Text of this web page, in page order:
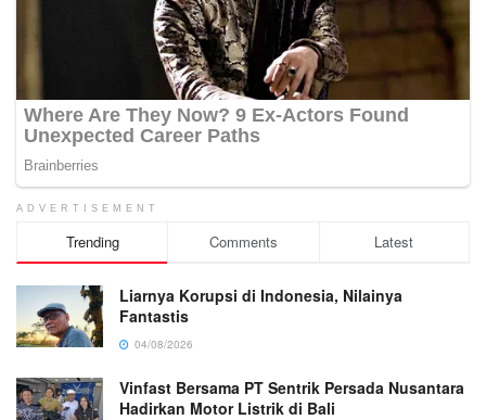
ADVERTISEMENT
Trending Comments Latest
Liarnya Korupsi di Indonesia, Nilainya
Fantastis
04/08/2026
Vinfast Bersama PT Sentrik Persada Nusantara
Hadirkan Motor Listrik di Bali